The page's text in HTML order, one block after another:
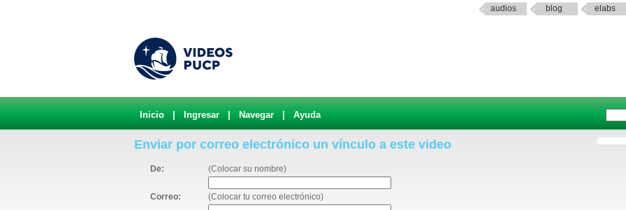
audios blog elabs
Inicio Ingresar Navegar Ayuda
Enviar por correo electrónico un vínculo a este video
De: (Colocar su nombre)
Correo: (Colocar tu correo electrónico)